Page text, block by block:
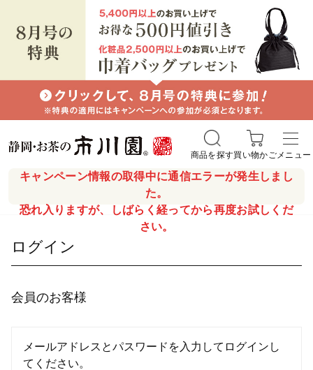
キャンペーン情報の取得中に通信エラーが発生しまし
た。
恐れ入りますが、しばらく経ってから再度お試しくだ
さい。
商品を探す買い物かごメニュー
ログイン
会員のお客様
メールアドレスとパスワードを入力してログインし
てください。